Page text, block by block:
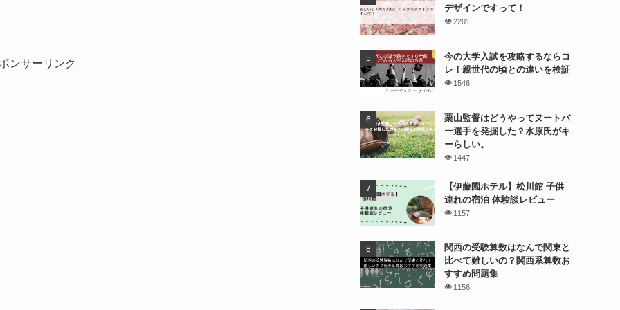
ンサーリンク
デザインですって！
2201
今の大学入試を攻略するならコ
レ！親世代の頃との違いを検証
1546
栗山監督はどうやってヌートバ
ー選手を発掘した？水原氏がキ
ーらしい。
1447
【伊藤園ホテル】松川館 子供
連れの宿泊 体験談レビュー
1157
関西の受験算数はなんで関東と
比べて難しいの？関西系算数お
すすめ問題集
1156